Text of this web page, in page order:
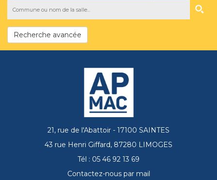
Recherche avancée
21, rue de l'Abattoir - 17100 SAINTES
43 rue Henri Giffard, 87280 LIMOGES
Tél : 05 46 92 13 69
Contactez-nous par mail